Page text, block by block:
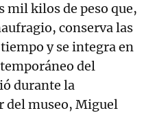
mil kilos de peso que,
conserva las
y se integra en
del
durante la
del museo, Miguel